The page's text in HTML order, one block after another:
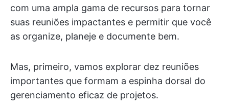
com uma ampla gama de recursos para tornar
suas reuniões impactantes e permitir que você
as organize, planeje e documente bem.
Mas, primeiro, vamos explorar dez reuniões
importantes que formam a espinha dorsal do
gerenciamento eficaz de projetos.